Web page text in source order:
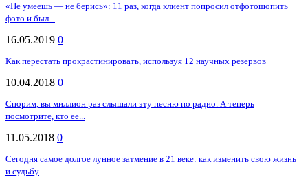
«Не умеешь — не берись»: 11 раз, когда клиент попросил отфотошопить
фото и был...
16.05.2019 0
Как перестать прокрастинировать, используя 12 научных резервов
10.04.2018 0
Спорим, вы миллион раз слышали эту песню по радио. А теперь
посмотрите, кто ее...
11.05.2018 0
Сегодня самое долгое лунное затмение в 21 веке: как изменить свою жизнь
и судьбу